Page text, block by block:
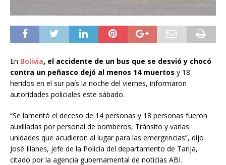
En Bolivia, el accidente de un bus que se desvió y chocó
contra un peñasco dejó al menos 14 muertos y 18
heridos en el sur país la noche del viernes, informaron
autoridades policiales este sábado.
“Se lamentó el deceso de 14 personas y 18 personas fueron
auxiliadas por personal de bomberos, Tránsito y varias
unidades que acudieron al lugar para las emergencias”, dijo
José Illanes, jefe de la Policía del departamento de Tarija,
citado por la agencia gubernamental de noticias ABI.